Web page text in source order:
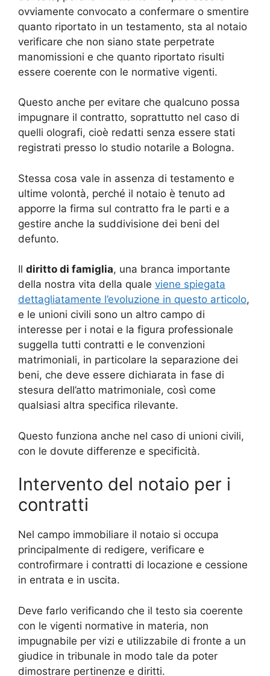
ovviamente convocato a confermare o smentire
quanto riportato in un testamento, sta al notaio
verificare che non siano state perpetrate
manomissioni e che quanto riportato risulti
essere coerente con le normative vigenti.
Questo anche per evitare che qualcuno possa
impugnare il contratto, soprattutto nel caso di
quelli olografi, cioè redatti senza essere stati
registrati presso lo studio notarile a Bologna.
Stessa cosa vale in assenza di testamento e
ultime volontà, perché il notaio è tenuto ad
apporre la firma sul contratto fra le parti e a
gestire anche la suddivisione dei beni del
defunto.
Il diritto di famiglia, una branca importante
della nostra vita della quale viene spiegata
dettagliatamente l’evoluzione in questo articolo,
e le unioni civili sono un altro campo di
interesse per i notai e la figura professionale
suggella tutti contratti e le convenzioni
matrimoniali, in particolare la separazione dei
beni, che deve essere dichiarata in fase di
stesura dell’atto matrimoniale, così come
qualsiasi altra specifica rilevante.
Questo funziona anche nel caso di unioni civili,
con le dovute differenze e specificità.
Intervento del notaio per i
contratti
Nel campo immobiliare il notaio si occupa
principalmente di redigere, verificare e
controfirmare i contratti di locazione e cessione
in entrata e in uscita.
Deve farlo verificando che il testo sia coerente
con le vigenti normative in materia, non
impugnabile per vizi e utilizzabile di fronte a un
giudice in tribunale in modo tale da poter
dimostrare pertinenze e diritti.